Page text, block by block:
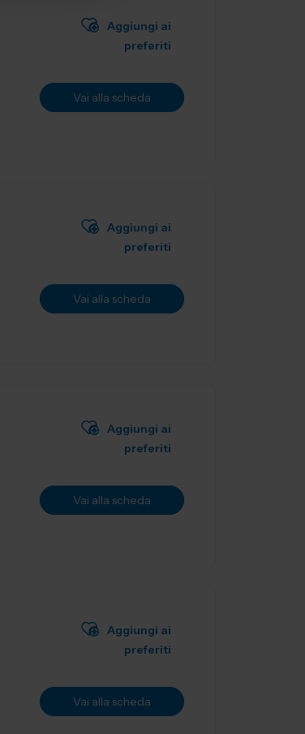
Aggiungi ai
preferiti
Vai alla scheda
Aggiungi ai
preferiti
Vai alla scheda
Aggiungi ai
preferiti
Vai alla scheda
Aggiungi ai
preferiti
Vai alla scheda